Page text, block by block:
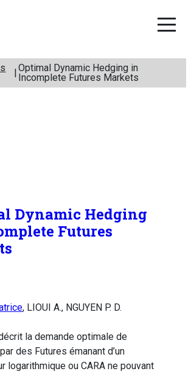
Optimal Dynamic Hedging in
Incomplete Futures Markets
Dynamic Hedging
Futures
, LIOUI A., NGUYEN P. D.
la demande optimale de
des Futures émanant d’un
logarithmique ou CARA ne pouvant